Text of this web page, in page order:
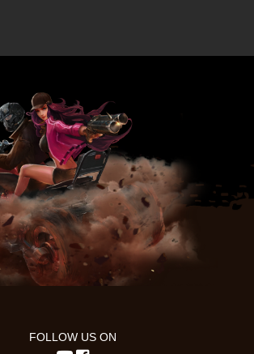
FOLLOW US ON